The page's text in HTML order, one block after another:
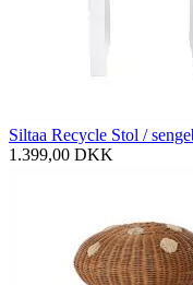
Siltaa Recycle Stol /
1.399,00 DKK